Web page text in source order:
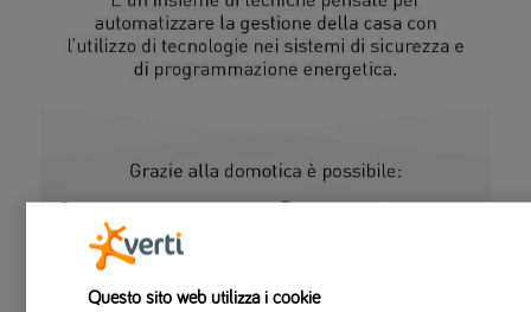
Questo sito web utilizza i cookie